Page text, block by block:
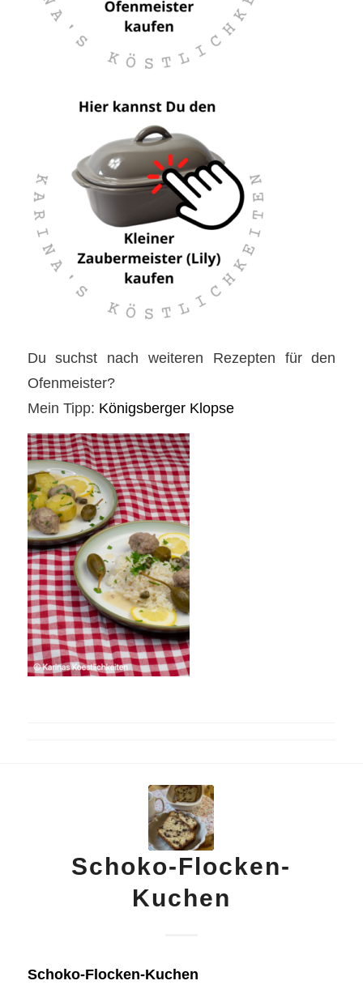
Du suchst nach weiteren Rezepten für den
Ofenmeister?
Mein Tipp: Königsberger Klopse
Schoko-Flocken-
Kuchen
Schoko-Flocken-Kuchen